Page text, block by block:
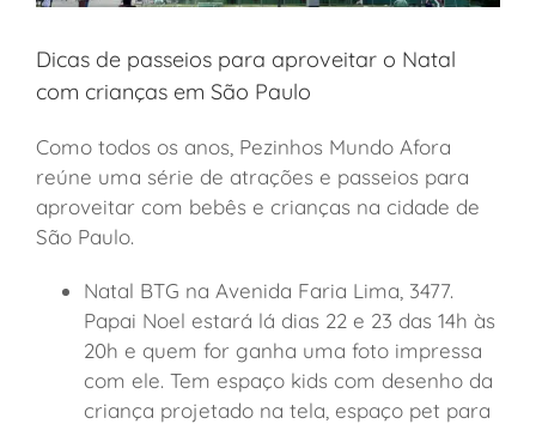
Dicas de passeios para aproveitar o Natal
com crianças em São Paulo
Como todos os anos, Pezinhos Mundo Afora
reúne uma série de atrações e passeios para
aproveitar com bebês e crianças na cidade de
São Paulo.
Natal BTG na Avenida Faria Lima, 3477.
Papai Noel estará lá dias 22 e 23 das 14h às
20h e quem for ganha uma foto impressa
com ele. Tem espaço kids com desenho da
criança projetado na tela, espaço pet para